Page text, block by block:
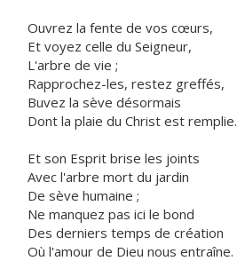
Ouvrez la fente de vos cœurs,
Et voyez celle du Seigneur,
L'arbre de vie ;
Rapprochez-les, restez greffés,
Buvez la sève désormais
Dont la plaie du Christ est remplie.
Et son Esprit brise les joints
Avec l'arbre mort du jardin
De sève humaine ;
Ne manquez pas ici le bond
Des derniers temps de création
Où l'amour de Dieu nous entraîne.